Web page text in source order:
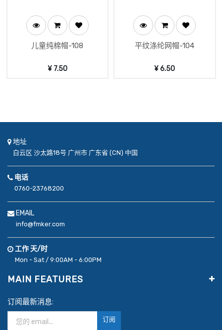
儿童纯棉帽-108
¥ 7.50
平纹涤纶网帽-104
¥6.50
地址
白云区 沙太路18号 广州市 广东省 (CN) 中国
电话
0760-23768200
EMAIL
info@fmker.com
工作 天/时
Mon - Sat / 9:00AM - 6:00PM
MAIN FEATURES
订阅最新消息:
订阅